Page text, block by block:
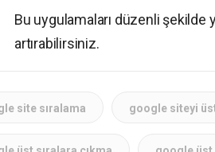
Bu uygulamaları düzenli şekilde
artırabilirsiniz.
site sıralama google siteyi